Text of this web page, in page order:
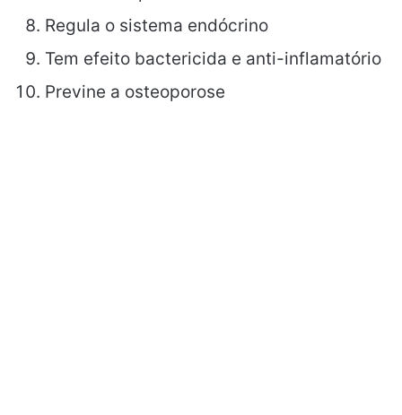
Regula o sistema endócrino
Tem efeito bactericida e anti-inflamatório
Previne a osteoporose